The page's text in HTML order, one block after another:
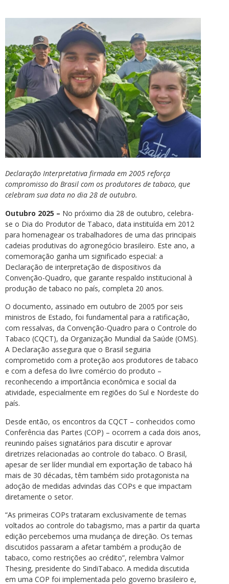
Declaração Interpretativa firmada em 2005 reforça
compromisso do Brasil com os produtores de tabaco, que
celebram sua data no dia 28 de outubro.
Outubro 2025 – No próximo dia 28 de outubro, celebra-
se o Dia do Produtor de Tabaco, data instituída em 2012
para homenagear os trabalhadores de uma das principais
cadeias produtivas do agronegócio brasileiro. Este ano, a
comemoração ganha um significado especial: a
Declaração de interpretação de dispositivos da
Convenção-Quadro, que garante respaldo institucional à
produção de tabaco no país, completa 20 anos.
O documento, assinado em outubro de 2005 por seis
ministros de Estado, foi fundamental para a ratificação,
com ressalvas, da Convenção-Quadro para o Controle do
Tabaco (CQCT), da Organização Mundial da Saúde (OMS).
A Declaração assegura que o Brasil seguiria
comprometido com a proteção aos produtores de tabaco
e com a defesa do livre comércio do produto –
reconhecendo a importância econômica e social da
atividade, especialmente em regiões do Sul e Nordeste do
país.
Desde então, os encontros da CQCT – conhecidos como
Conferência das Partes (COP) – ocorrem a cada dois anos,
reunindo países signatários para discutir e aprovar
diretrizes relacionadas ao controle do tabaco. O Brasil,
apesar de ser líder mundial em exportação de tabaco há
mais de 30 décadas, têm também sido protagonista na
adoção de medidas advindas das COPs e que impactam
diretamente o setor.
“As primeiras COPs trataram exclusivamente de temas
voltados ao controle do tabagismo, mas a partir da quarta
edição percebemos uma mudança de direção. Os temas
discutidos passaram a afetar também a produção de
tabaco, como restrições ao crédito”, relembra Valmor
Thesing, presidente do SindiTabaco. A medida discutida
em uma COP foi implementada pelo governo brasileiro e,